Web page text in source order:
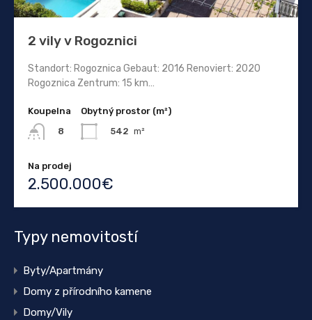
2 vily v Rogoznici
Standort: Rogoznica Gebaut: 2016 Renoviert: 2020
Rogoznica Zentrum: 15 km…
Koupelna
8
Obytný prostor (m²)
542 m²
Na prodej
2.500.000€
Typy nemovitostí
Byty/Apartmány
Domy z přírodního kamene
Domy/Vily